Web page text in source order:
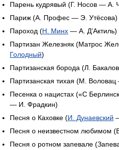
Парень кудрявый (Г. Носов — А.
Париж (А. Профес — Э. Утёсова)
Пароход (Н. Минх — А. Д’Актиль)
Партизан Железняк (Матрос
Голодный)
Партизанская борода (Л.
Партизанская тихая (М.
Песенка о нацистах («С
— И. Фрадкин)
Песня о Каховке (И. Дунаевский
Песня о неизвестном любимом
Песня о ротном запевале